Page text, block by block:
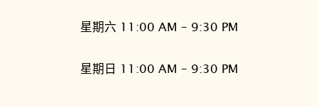
星期六 11:00 AM – 9:30 PM
星期日 11:00 AM – 9:30 PM